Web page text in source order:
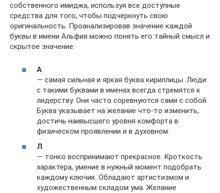
собственного имиджа, используя все доступные
средства для того, чтобы подчеркнуть свою
оригинальность. Проанализировав значение каждой
буквы в имени Альфия можно понять его тайный смысл и
скрытое значение.
А
— самая сильная и яркая буква кириллицы. Люди
с такими буквами в именах всегда стремятся к
лидерству. Они часто соревнуются сами с собой.
Буква указывает на желание что-то изменить,
достичь наивысшего уровня комфорта в
физическом проявлении и в духовном.
Л
— тонко воспринимают прекрасное. Кроткость
характера, умение в нужный момент подобрать
каждому ключик. Обладают артистизмом и
художественным складом ума. Желание